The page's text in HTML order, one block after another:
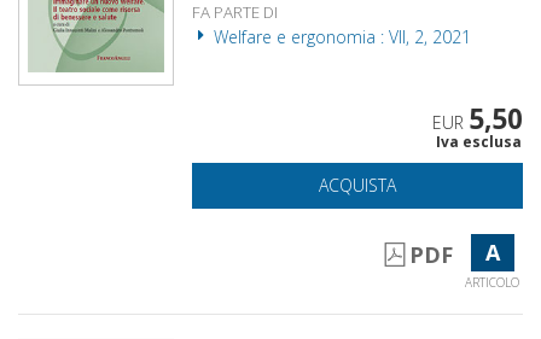
FA PARTE DI
Welfare e ergonomia : VII, 2, 2021
EUR 5,50
Iva esclusa
ACQUISTA
PDF A
ARTICOLO